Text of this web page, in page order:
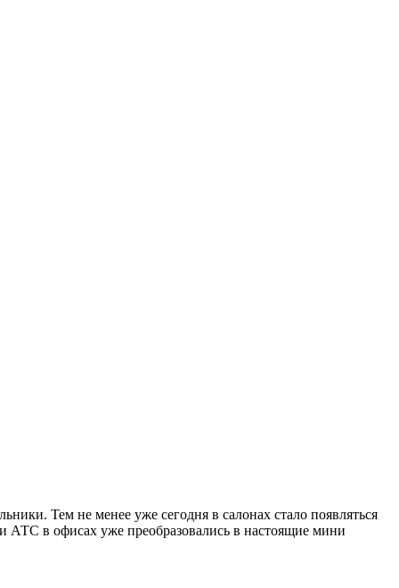
Тем не менее уже сегодня в салонах стало появляться
в офисах уже преобразовались в настоящие мини